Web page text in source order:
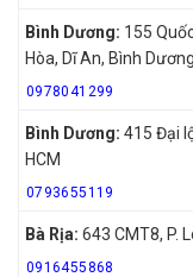
Bình Dương: 155
Hòa, Dĩ An, Bình Dương
0978041299
Bình Dương: 415 Đại
HCM
0793655119
Bà Rịa: 643 CMT8, P.
0916455868